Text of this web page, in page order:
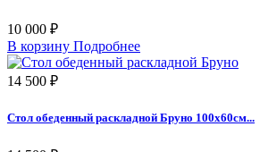
10 000 ₽
В корзину Подробнее
14 500 ₽
Стол обеденный раскладной Бруно 100х60см...